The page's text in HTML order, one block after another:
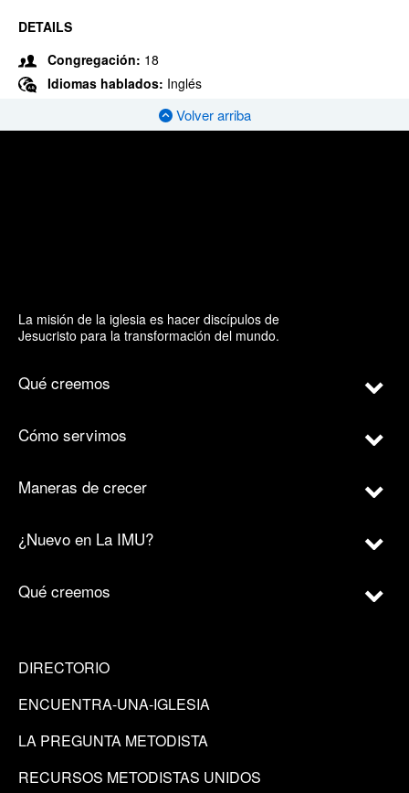
DETAILS
Congregación: 18
Idiomas hablados: Inglés
Volver arriba
La misión de la iglesia es hacer discípulos de
Jesucristo para la transformación del mundo.
Qué creemos
Cómo servimos
Maneras de crecer
¿Nuevo en La IMU?
Qué creemos
DIRECTORIO
ENCUENTRA-UNA-IGLESIA
LA PREGUNTA METODISTA
RECURSOS METODISTAS UNIDOS